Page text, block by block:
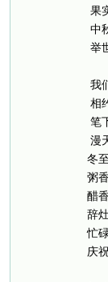
果实累累
中秋佳节
举世欢庆
我们与诗
相约在素
笔下写
漫天飞舞
冬至的
粥香浓郁
醋香浓浓
辞灶的
忙碌而吉祥
庆祝着家
我们与